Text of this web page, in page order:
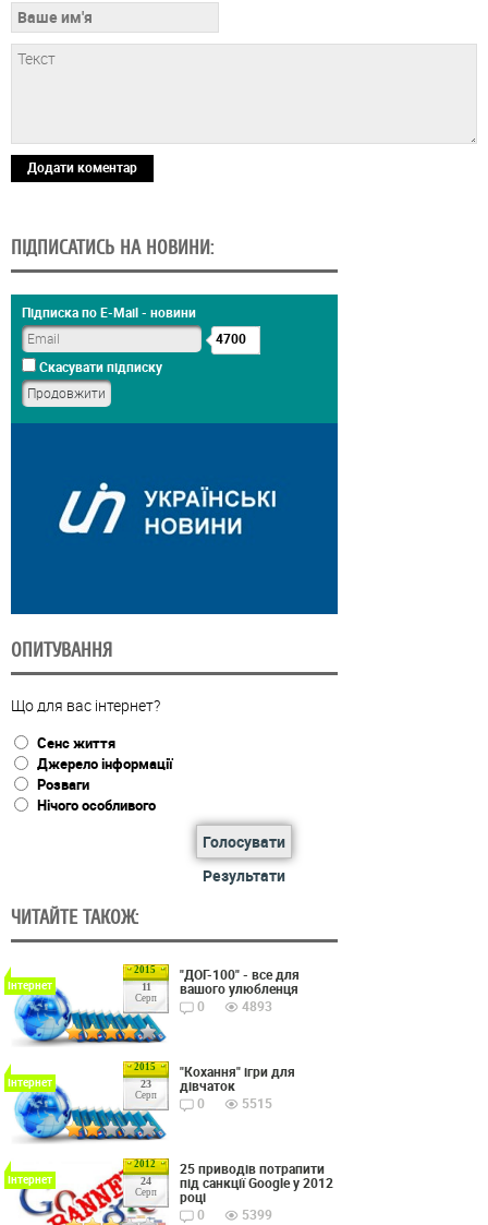
Додати коментар
ПІДПИСАТИСЬ НА НОВИНИ:
Підписка по E-Mail - новини
4700
Скасувати підписку
ОПИТУВАННЯ
Що для вас інтернет?
Сенс життя
Джерело інформації
Розваги
Нічого особливого
Голосувати
Результати
ЧИТАЙТЕ ТАКОЖ:
2015
11
Серп
Інтернет
"ДОГ-100" - все для
вашого улюбленця
0
4893
2015
23
Серп
Інтернет
"Кохання" ігри для
дівчаток
0
5515
2012
24
Серп
Інтернет
25 приводів потрапити
під санкції Google у 2012
році
0
5399